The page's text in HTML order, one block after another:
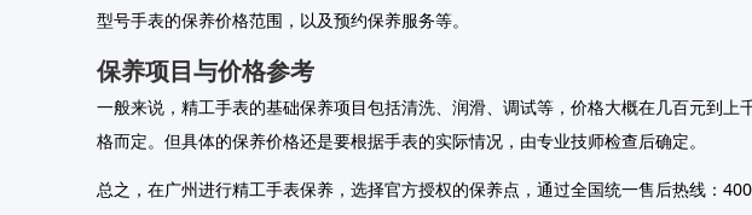
型号手表的保养价格范围，以及预约保养服务等。
保养项目与价格参考
一般来说，精工手表的基础保养项目包括清洗、润滑、调试等，价格大概在几百元到
格而定。但具体的保养价格还是要根据手表的实际情况，由专业技师检查后确定。
总之，在广州进行精工手表保养，选择官方授权的保养点，通过全国统一售后热线：